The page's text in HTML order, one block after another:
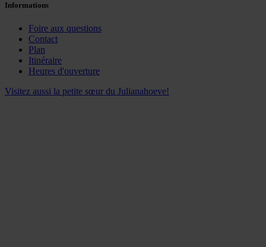
Informations
Foire aux questions
Contact
Plan
Itinéraire
Heures d'ouverture
Visitez aussi la petite sœur du Julianahoeve!